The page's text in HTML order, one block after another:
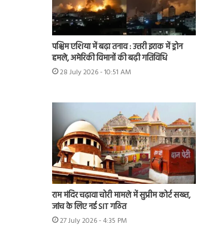
पश्चिम एशिया में बढ़ा तनाव : उत्तरी इराक में ड्रोन
हमले, अमेरिकी विमानों की बढ़ी गतिविधि
28 July 2026 - 10:51 AM
राम मंदिर चढ़ावा चोरी मामले में सुप्रीम कोर्ट सख्त,
जांच के लिए नई SIT गठित
27 July 2026 - 4:35 PM